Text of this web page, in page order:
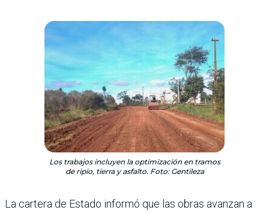
Los trabajos incluyen la optimización en tramos
de ripio, tierra y asfalto. Foto: Gentileza
La cartera de Estado informó que las obras avanzan a